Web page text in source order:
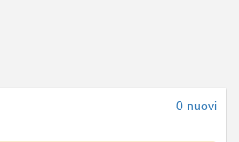
0 nuovi